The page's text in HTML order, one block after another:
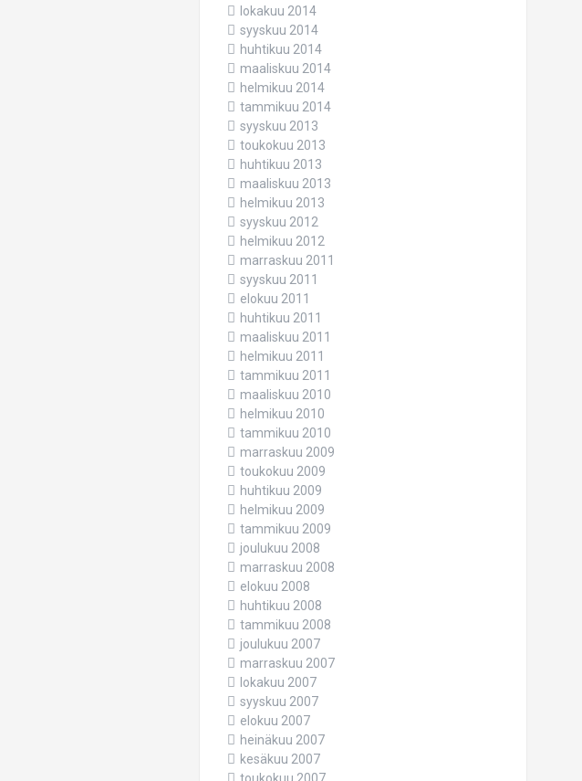
lokakuu 2014
syyskuu 2014
huhtikuu 2014
maaliskuu 2014
helmikuu 2014
tammikuu 2014
syyskuu 2013
toukokuu 2013
huhtikuu 2013
maaliskuu 2013
helmikuu 2013
syyskuu 2012
helmikuu 2012
marraskuu 2011
syyskuu 2011
elokuu 2011
huhtikuu 2011
maaliskuu 2011
helmikuu 2011
tammikuu 2011
maaliskuu 2010
helmikuu 2010
tammikuu 2010
marraskuu 2009
toukokuu 2009
huhtikuu 2009
helmikuu 2009
tammikuu 2009
joulukuu 2008
marraskuu 2008
elokuu 2008
huhtikuu 2008
tammikuu 2008
joulukuu 2007
marraskuu 2007
lokakuu 2007
syyskuu 2007
elokuu 2007
heinäkuu 2007
kesäkuu 2007